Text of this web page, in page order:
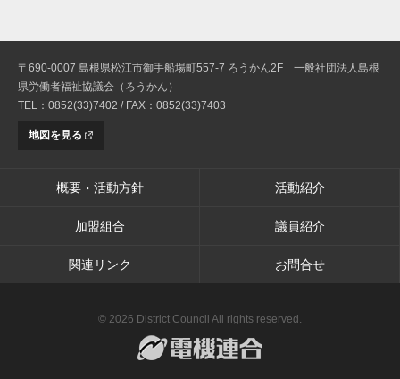
〒690-0007 島根県松江市御手船場町557-7 ろうかん2F 一般社団法人島根
県労働者福祉協議会（ろうかん）
TEL：0852(33)7402 / FAX：0852(33)7403
地図を見る
概要・活動方針 活動紹介
加盟組合 議員紹介
関連リンク お問合せ
© 2026 District Council All rights reserved.